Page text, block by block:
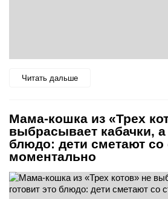
Читать дальше
Мама-кошка из «Трех
выбрасывает кабачки, а
блюдо: дети сметают со
моментально